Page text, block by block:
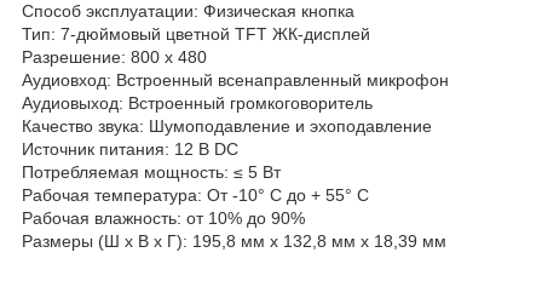
Способ эксплуатации: Физическая кнопка
Тип: 7-дюймовый цветной TFT ЖК-дисплей
Разрешение: 800 x 480
Аудиовход: Встроенный всенаправленный микрофон
Аудиовыход: Встроенный громкоговоритель
Качество звука: Шумоподавление и эхоподавление
Источник питания: 12 В DC
Потребляемая мощность: ≤ 5 Вт
Рабочая температура: От -10° C до + 55° C
Рабочая влажность: от 10% до 90%
Размеры (Ш x В x Г): 195,8 мм x 132,8 мм x 18,39 мм